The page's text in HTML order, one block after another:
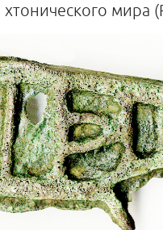
хтонического мира